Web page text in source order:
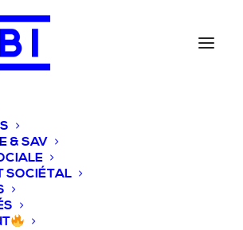
& SAV
SOCIÉTAL